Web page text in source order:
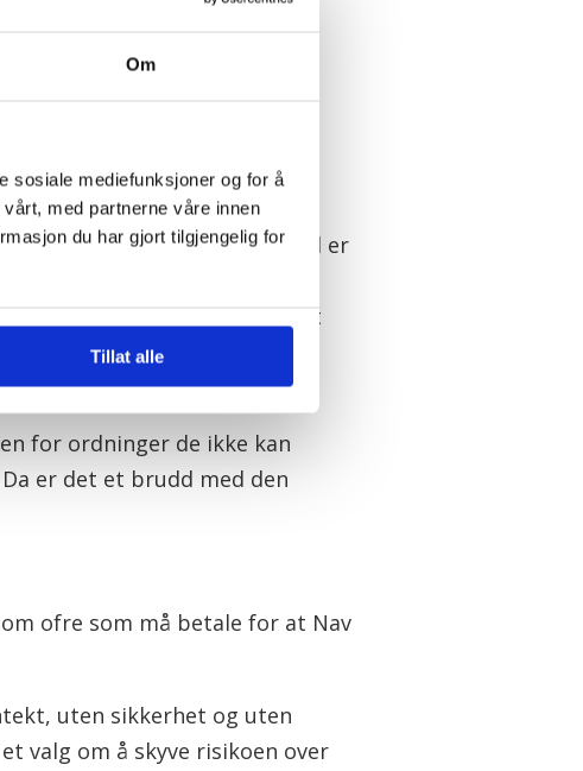
Om
sosiale mediefunksjoner og for å
med partnerne våre innen
du har gjort tilgjengelig for
Tillat alle
forsøkes løst gjennom
og arbeidstakere. Krav om
om overtid for mertidsarbeid er
med LO i spissen, i
har ansvar, styringsrett
i en kronikk i
for ordninger de ikke kan
er det et brudd med den
ofre som må betale for at Nav
uten sikkerhet og uten
valg om å skyve risikoen over